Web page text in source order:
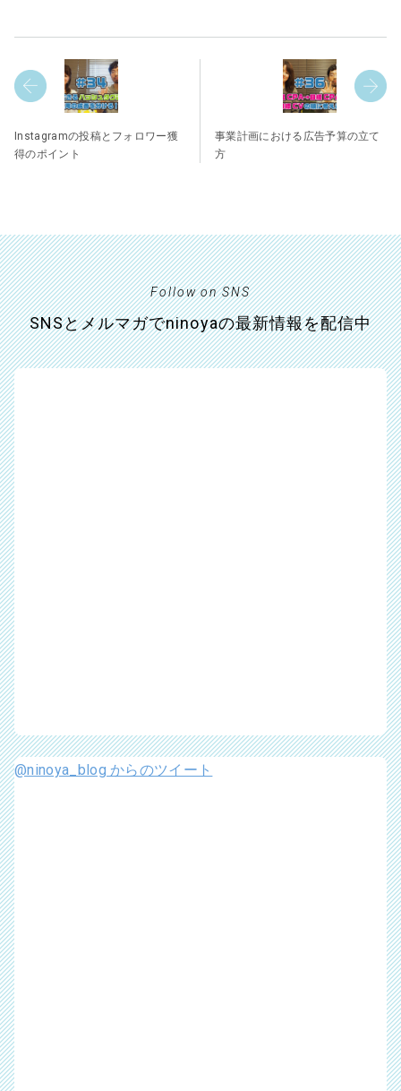
Instagramの投稿とフォロワー獲
得のポイント
事業計画における広告予算の立て
方
Follow on SNS
SNSとメルマガでninoyaの最新情報を配信中
@ninoya_blog からのツイート